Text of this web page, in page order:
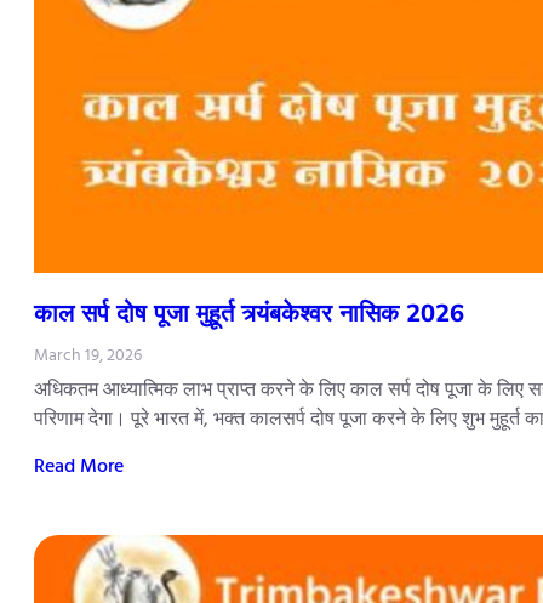
काल सर्प दोष पूजा मुहूर्त त्र्यंबकेश्वर नासिक 2026
March 19, 2026
अधिकतम आध्यात्मिक लाभ प्राप्त करने के लिए काल सर्प दोष पूजा के लिए
परिणाम देगा। पूरे भारत में, भक्त कालसर्प दोष पूजा करने के लिए शुभ मुहूर्त
Read More